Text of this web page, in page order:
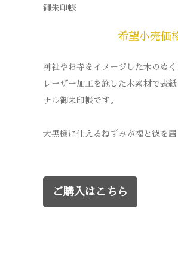
御朱印帳
希望小売価
神社やお寺をイメージした木のぬく
レーザー加工を施した木素材で表
ナル御朱印帳です。
大黒様に仕えるねずみが福と徳を
ご購入はこちら